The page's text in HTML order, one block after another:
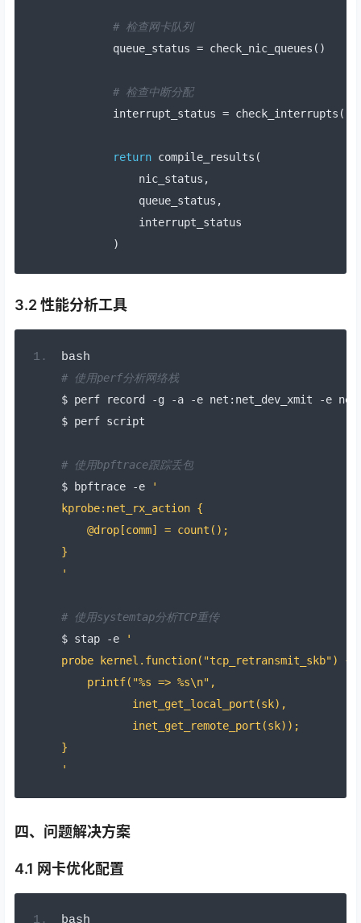
# 检查网卡队列
        queue_status
= check_nic_queues ()
# 检查中断分配
        interrupt_status
= check_interrupts ()
return compile_results (
            nic_status
,
            queue_status
,
            interrupt_status
)
3.2 性能分析工具
bash
# 使用perf分析网络栈
$ perf record
-g -a -e net : net_dev_xmit -e net
$ perf script
# 使用bpftrace跟踪丢包
$ bpftrace
-e
'
kprobe:net_rx_action {
    @drop[comm] = count();
}
'
# 使用systemtap分析TCP重传
$ stap
-e
'
probe kernel.function("tcp_retransmit_skb") {
    printf("%s => %s\n",
           inet_get_local_port(sk),
           inet_get_remote_port(sk));
}
'
四、问题解决方案
4.1 网卡优化配置
bash